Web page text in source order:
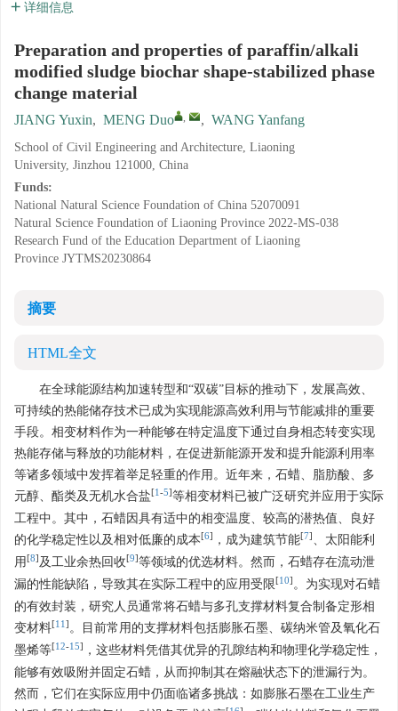
详细信息
Preparation and properties of paraffin/alkali
modified sludge biochar shape-stabilized phase
change material
JIANG Yuxin, MENG Duo , , WANG Yanfang
School of Civil Engineering and Architecture, Liaoning
University, Jinzhou 121000, China
Funds:
National Natural Science Foundation of China 52070091
Natural Science Foundation of Liaoning Province 2022-MS-038
Research Fund of the Education Department of Liaoning
Province JYTMS20230864
摘要
HTML全文
在全球能源结构加速转型和“双碳”目标的推动下，发展高效、
可持续的热能储存技术已成为实现能源高效利用与节能减排的重要
手段。相变材料作为一种能够在特定温度下通过自身相态转变实现
热能存储与释放的功能材料，在促进新能源开发和提升能源利用率
等诸多领域中发挥着举足轻重的作用。近年来，石蜡、脂肪酸、多
元醇、酯类及无机水合盐[1 -5]等相变材料已被广泛研究并应用于实际
工程中。其中，石蜡因具有适中的相变温度、较高的潜热值、良好
的化学稳定性以及相对低廉的成本[6] ，成为建筑节能[7] 、太阳能利
用 [8] 及工业余热回收[9]等领域的优选材料。然而，石蜡存在流动泄
漏的性能缺陷，导致其在实际工程中的应用受限[10] 。为实现对石蜡
的有效封装，研究人员通常将石蜡与多孔支撑材料复合制备定形相
变材料[11 ] 。目前常用的支撑材料包括膨胀石墨、碳纳米管及氧化石
墨烯等[12-15]
，这些材料凭借其优异的孔隙结构和物理化学稳定性，
能够有效吸附并固定石蜡，从而抑制其在熔融状态下的泄漏行为。
然而，它们在实际应用中仍面临诸多挑战：如膨胀石墨在工业生产